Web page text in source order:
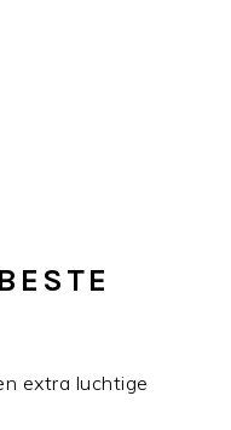
extra luchtige